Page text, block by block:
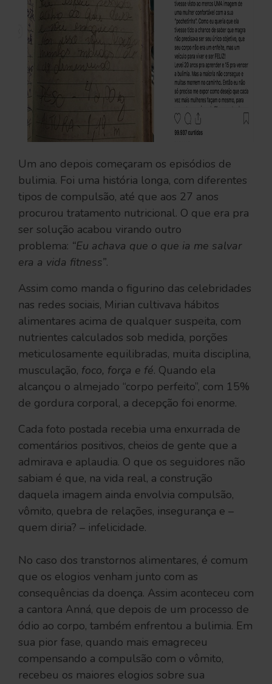
Um ano depois começaram os episódios de
bulimia. Foi uma história longa, com diferentes
tipos de compulsão, até que aos 27 anos
procurou tratamento nutricional. O que era pra
ser solução acabou virando outro
problema: “Eu achava que o que ia me salvar
era a vida fitness”.
Assim como manda o figurino das celebridades
nas redes sociais, Mirian cultivava hábitos
alimentares acima de qualquer suspeita, com
nutrientes calculados sob medida, porções
meticulosamente equilibradas, muita disciplina,
musculação, foco, força e fé. Quando ela
alcançou o almejado “corpo perfeito”, com 15%
de gordura corporal, a decepção foi enorme.
Cada foto postada recebia uma enxurrada de
comentários positivos, cheios de gente que a
admirava e aplaudia. O que os seguidores não
sabiam é que, na vida real, a construção
daquela imagem ainda envolvia compulsão,
vômito, quebra de relações, insegurança e –
quem diria? – infelicidade.
No caso dos transtornos alimentares, é comum
que os elogios venham junto com as
consequências da doença. Assim aconteceu com
a cantora Anná, que depois de um processo de
ódio ao corpo, também enfrentou a bulimia. Em
sua pior fase, quando mais emagreceu
compensando a compulsão com o vômito,
recebeu os maiores elogios sobre sua